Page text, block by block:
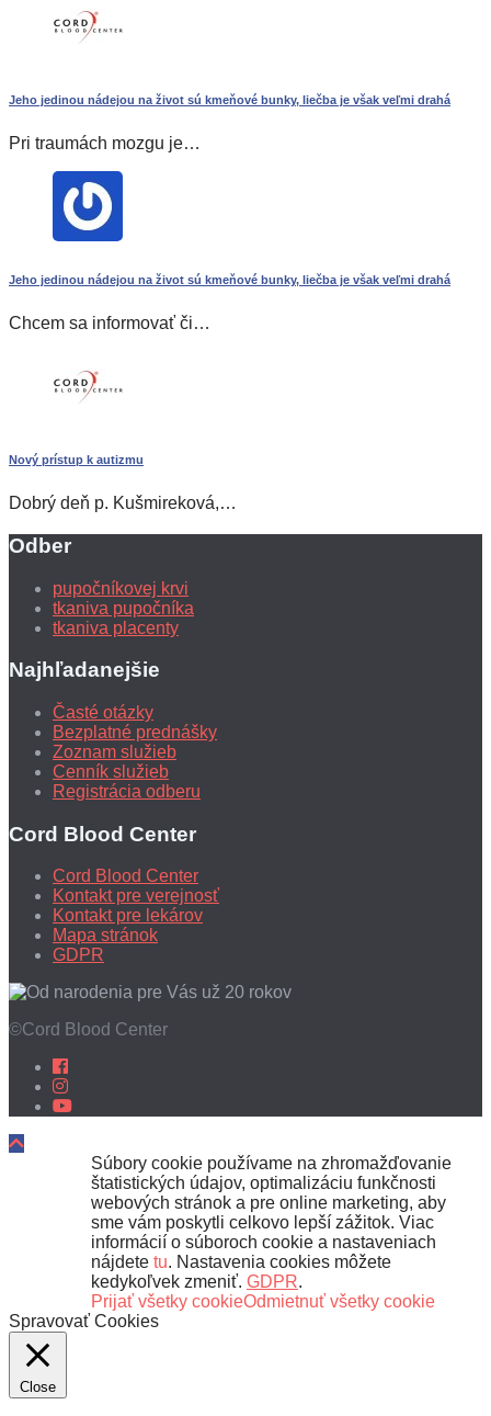
Jeho jedinou nádejou na život sú kmeňové bunky, liečba je však veľmi drahá
Pri traumách mozgu je…
Jeho jedinou nádejou na život sú kmeňové bunky, liečba je však veľmi drahá
Chcem sa informovať či…
Nový prístup k autizmu
Dobrý deň p. Kušmireková,…
Odber
pupočníkovej krvi
tkaniva pupočníka
tkaniva placenty
Najhľadanejšie
Časté otázky
Bezplatné prednášky
Zoznam služieb
Cenník služieb
Registrácia odberu
Cord Blood Center
Cord Blood Center
Kontakt pre verejnosť
Kontakt pre lekárov
Mapa stránok
GDPR
©Cord Blood Center
Súbory cookie používame na zhromažďovanie
štatistických údajov, optimalizáciu funkčnosti
webových stránok a pre online marketing, aby
sme vám poskytli celkovo lepší zážitok. Viac
informácií o súboroch cookie a nastaveniach
nájdete tu. Nastavenia cookies môžete
kedykoľvek zmeniť. GDPR.
Prijať všetky cookieOdmietnuť všetky cookie
Spravovať Cookies
Close